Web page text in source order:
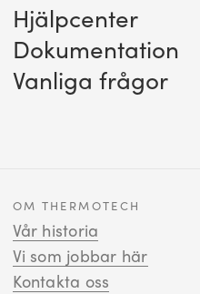
Hjälpcenter
Dokumentation
Vanliga frågor
OM THERMOTECH
Vår historia
Vi som jobbar här
Kontakta oss